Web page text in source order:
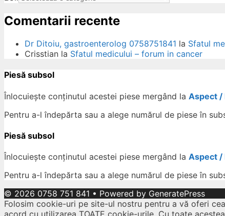
Comentarii recente
Dr Ditoiu, gastroenterolog 0758751841 la Sfatul
Crisstian la Sfatul medicului – forum in cancer
Piesă subsol
Înlocuiește conținutul acestei piese mergând la Aspect /
Pentru a-l îndepărta sau a alege numărul de piese în
Piesă subsol
Înlocuiește conținutul acestei piese mergând la Aspect /
Pentru a-l îndepărta sau a alege numărul de piese în
© 2026 0758 751 841 • Powered by GeneratePress
Folosim cookie-uri pe site-ul nostru pentru a vă oferi